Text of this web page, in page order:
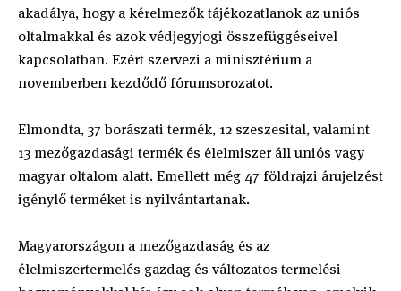
akadálya, hogy a kérelmezők tájékozatlanok az uniós
oltalmakkal és azok védjegyjogi összefüggéseivel
kapcsolatban. Ezért szervezi a minisztérium a
novemberben kezdődő fórumsorozatot.
Elmondta, 37 borászati termék, 12 szeszesital, valamint
13 mezőgazdasági termék és élelmiszer áll uniós vagy
magyar oltalom alatt. Emellett még 47 földrajzi árujelzést
igénylő terméket is nyilvántartanak.
Magyarországon a mezőgazdaság és az
élelmiszertermelés gazdag és változatos termelési